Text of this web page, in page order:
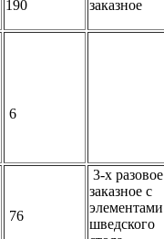
190
заказное
6
76
3-х разовое
заказное с
элементами
шведского